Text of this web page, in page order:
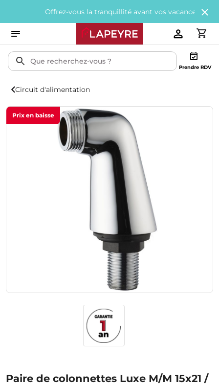
Offrez-vous la tranquillité avant vos vacances avec200€
Prendre RDV
Circuit d'alimentation
Prix en baisse
Paire de colonnettes Luxe M/M 15x21 /